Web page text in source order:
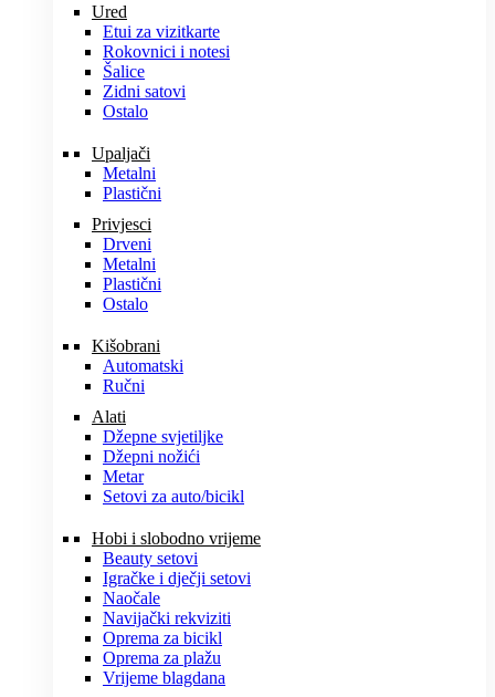
Ured
Etui za vizitkarte
Rokovnici i notesi
Šalice
Zidni satovi
Ostalo
Upaljači
Metalni
Plastični
Privjesci
Drveni
Metalni
Plastični
Ostalo
Kišobrani
Automatski
Ručni
Alati
Džepne svjetiljke
Džepni nožići
Metar
Setovi za auto/bicikl
Hobi i slobodno vrijeme
Beauty setovi
Igračke i dječji setovi
Naočale
Navijački rekviziti
Oprema za bicikl
Oprema za plažu
Vrijeme blagdana